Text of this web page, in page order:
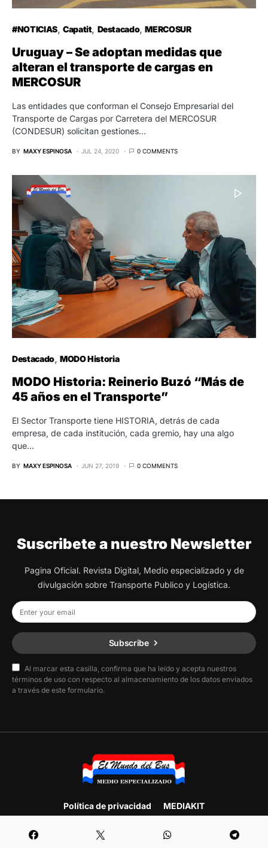
#NOTICIAS Capatit Destacado MERCOSUR
Uruguay – Se adoptan medidas que
alteran el transporte de cargas en
MERCOSUR
Las entidades que conforman el Consejo Empresarial del
Transporte de Cargas por Carretera del MERCOSUR
(CONDESUR) solicitan gestiones…
BY MAXY ESPINOSA JUL 24, 2020 0 COMMENTS
Destacado MODO Historia
MODO Historia: Reinerio Buzó “Más de
45 años en el Transporte”
El Sector Transporte tiene HISTORIA, detrás de cada
empresa, de cada institución, cada gremio, hay una algo
que…
BY MAXY ESPINOSA JUN 27, 2019 0 COMMENTS
Suscribete a nuestro Newsletter
Pagina Oficial. Revista Digital, Medio especializado y de
divulgación sobre Transporte Publico y Logística.
Subscribe
Al marcar esta casilla, confirma que ha leído y acepta nuestros
términos de uso con respecto al almacenamiento de los datos enviados
a través de este formulario.
Política de privacidad MEDIAKIT
Designed & Developed by F.E. Producciones